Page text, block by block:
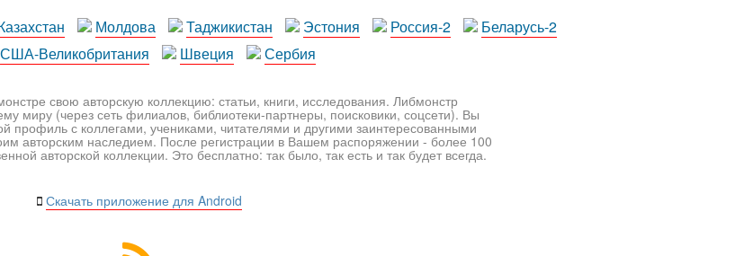
Молдова Таджикистан Эстония Россия-2
Беларусь-2
США-Великобритания
Швеция Сербия
свою авторскую коллекцию: статьи, книги, исследования. Либмонстр
миру (через сеть филиалов, библиотеки-партнеры, поисковики, соцсети). Вы
профиль с коллегами, учениками, читателями и другими заинтересованными
авторским наследием. После регистрации в Вашем распоряжении - более 100
авторской коллекции. Это бесплатно: так было, так есть и так будет всегда.
Скачать приложение для Android